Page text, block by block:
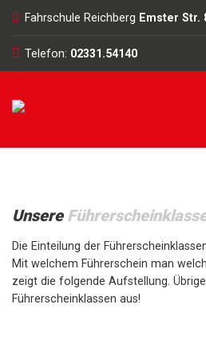
Fahrschule Reichberg Emster Str.
Telefon: 02331.54140
Unsere
Die Einteilung der
Mit welchem Führerschein man
zeigt die folgende Aufstellung.
Führerscheinklassen aus!